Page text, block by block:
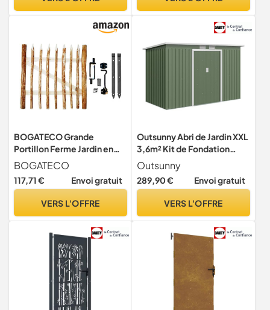
BOGATECO Grande
Portillon Ferme Jardin en
Bois | Largeur: 100cm |
Hauteur: 100 cm | Largeur
Entre Piquets de Clôture 6-
Charnières et Accessoires |
BOGATECO
117,71 € Envoi gratuit
VERS L'OFFRE
Outsunny Abri de Jardin XXL
3,6m² Kit de Fondation
280x130x172cm Vert Clair
Outsunny
289,90 € Envoi gratuit
VERS L'OFFRE